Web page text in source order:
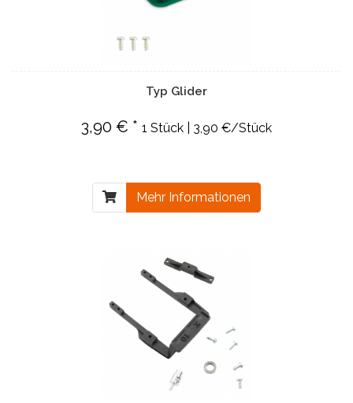
Typ Glider
3,90 € * 1 Stück | 3,90 €/Stück
Mehr Informationen